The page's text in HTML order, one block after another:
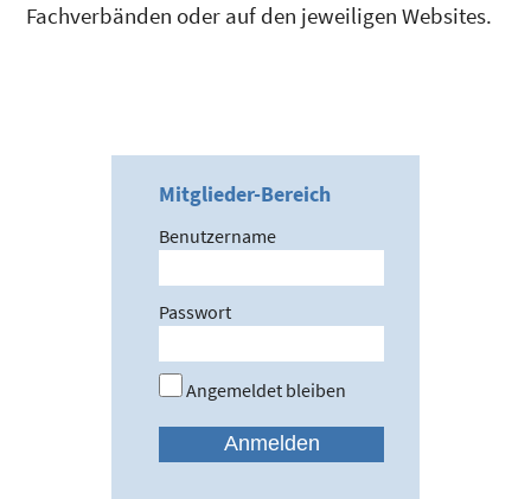
Fachverbänden oder auf den jeweiligen Websites.
Mitglieder-Bereich
Benutzername
Passwort
Angemeldet bleiben